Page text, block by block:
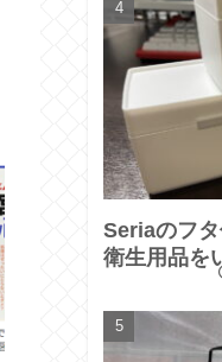
Seriaのフ
衛生用品を